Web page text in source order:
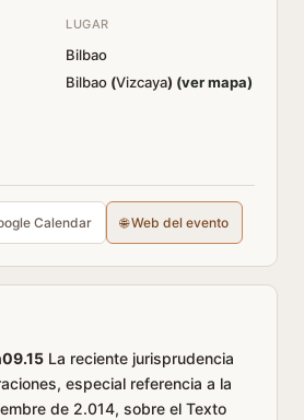
LUGAR
Bilbao
Bilbao (Vizcaya) (ver mapa)
Calendar 🌐 Web del evento
La reciente jurisprudencia
especial referencia a la
de 2.014, sobre el Texto